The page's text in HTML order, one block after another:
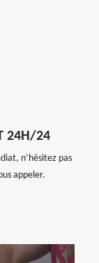
24H/24
n’hésitez pas
appeler.